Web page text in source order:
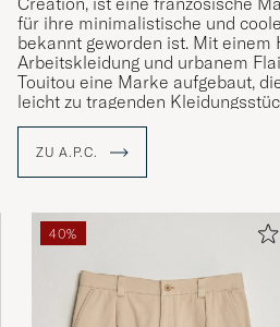
für ihre minimalistische und
bekannt geworden ist. Mit einem
Arbeitskleidung und urbanem
Touitou eine Marke aufgebaut,
leicht zu tragenden
Reaktion auf die auffälligeres
sie zu überschatten.
ZU A.P.C.
40%